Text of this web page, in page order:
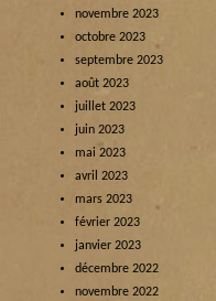
novembre 2023
octobre 2023
septembre 2023
août 2023
juillet 2023
juin 2023
mai 2023
avril 2023
mars 2023
février 2023
janvier 2023
décembre 2022
novembre 2022